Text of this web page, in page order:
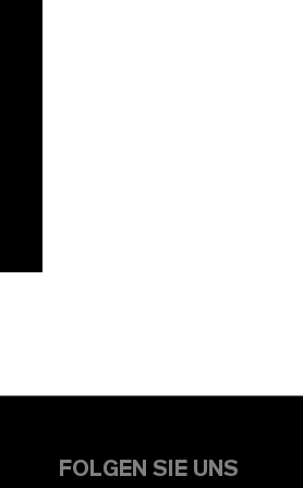
FOLGEN SIE UNS